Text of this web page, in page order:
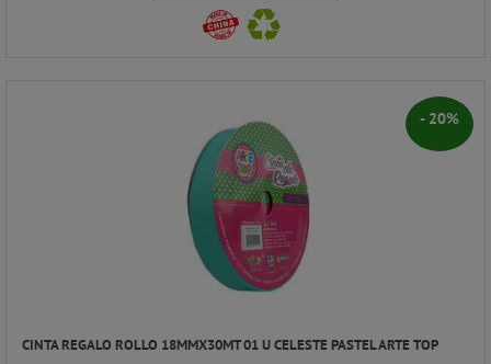
- 20%
CINTA REGALO ROLLO 18MMX30MT 01 U CELESTE PASTEL ARTE TOP